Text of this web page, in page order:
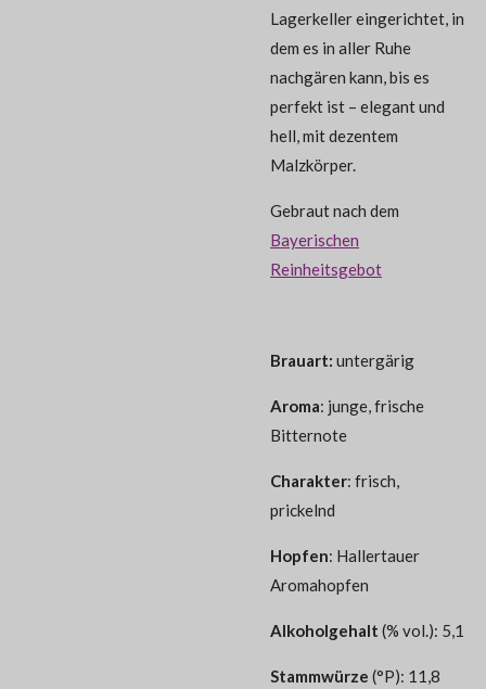
Lagerkeller eingerichtet, in
dem es in aller Ruhe
nachgären kann, bis es
perfekt ist – elegant und
hell, mit dezentem
Malzkörper.
Gebraut nach dem
Bayerischen
Reinheitsgebot
Brauart: untergärig
Aroma: junge, frische
Bitternote
Charakter: frisch,
prickelnd
Hopfen: Hallertauer
Aromahopfen
Alkoholgehalt (% vol.): 5,1
Stammwürze (°P): 11,8